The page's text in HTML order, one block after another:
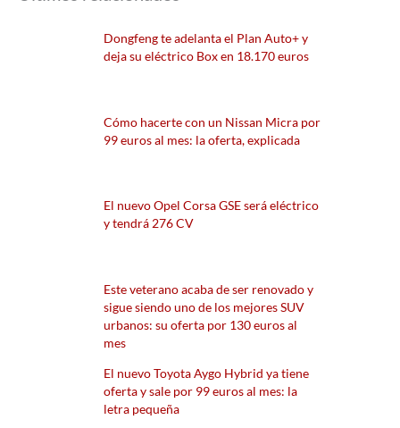
Dongfeng te adelanta el Plan Auto+ y
deja su eléctrico Box en 18.170 euros
Cómo hacerte con un Nissan Micra por
99 euros al mes: la oferta, explicada
El nuevo Opel Corsa GSE será eléctrico
y tendrá 276 CV
Este veterano acaba de ser renovado y
sigue siendo uno de los mejores SUV
urbanos: su oferta por 130 euros al
mes
El nuevo Toyota Aygo Hybrid ya tiene
oferta y sale por 99 euros al mes: la
letra pequeña